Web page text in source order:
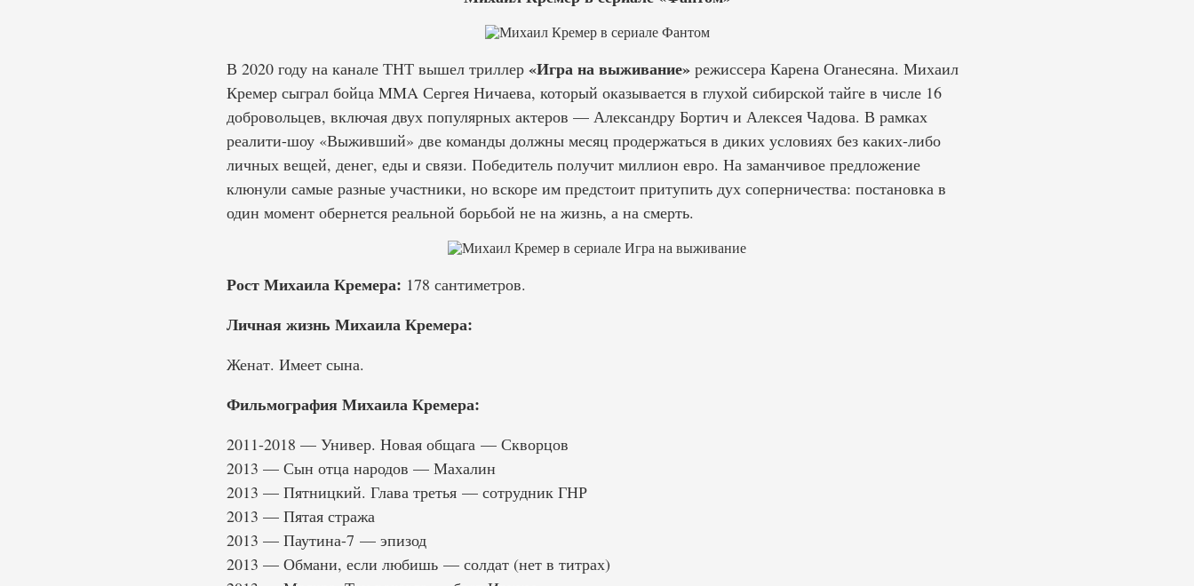
В 2020 году на канале ТНТ вышел триллер «Игра на выживание»режиссера Карена Оганесяна. Михаил
Кремер сыграл бойца MMA Сергея Ничаева, который оказывается в глухой сибирской тайге в числе 16
добровольцев, включая двух популярных актеров — Александру Бортич и Алексея Чадова. В рамках
реалити-шоу «Выживший» две команды должны месяц продержаться в диких условиях без каких-либо
личных вещей, денег, еды и связи. Победитель получит миллион евро. На заманчивое предложение
клюнули самые разные участники, но вскоре им предстоит притупить дух соперничества: постановка в
один момент обернется реальной борьбой не на жизнь, а на смерть.
Рост Михаила Кремера: 178 сантиметров.
Личная жизнь Михаила Кремера:
Женат. Имеет сына.
Фильмография Михаила Кремера:
2011-2018 — Универ. Новая общага — Скворцов
2013 — Сын отца народов — Махалин
2013 — Пятницкий. Глава третья — сотрудник ГНР
2013 — Пятая стража
2013 — Паутина-7 — эпизод
2013 — Обмани, если любишь — солдат (нет в титрах)